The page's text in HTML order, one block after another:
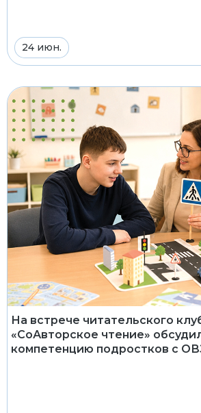
24 июн.
На встрече читательского
«СоАвторское чтение»
компетенцию подростков с